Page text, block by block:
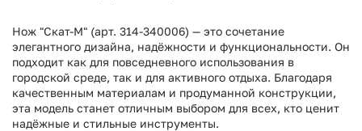
Нож "Скат-М" (арт. 314-340006) — это сочетание
элегантного дизайна, надёжности и функциональности. Он
подходит как для повседневного использования в
городской среде, так и для активного отдыха. Благодаря
качественным материалам и продуманной конструкции,
эта модель станет отличным выбором для всех, кто ценит
надёжные и стильные инструменты.